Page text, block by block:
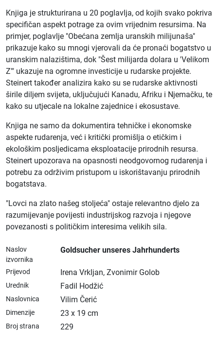
Knjiga je strukturirana u 20 poglavlja, od kojih svako pokriva
specifičan aspekt potrage za ovim vrijednim resursima. Na
primjer, poglavlje "Obećana zemlja uranskih milijunaša"
prikazuje kako su mnogi vjerovali da će pronaći bogatstvo u
uranskim nalazištima, dok "Šest milijarda dolara u 'Velikom
Z'" ukazuje na ogromne investicije u rudarske projekte.
Steinert također analizira kako su se rudarske aktivnosti
širile diljem svijeta, uključujući Kanadu, Afriku i Njemačku, te
kako su utjecale na lokalne zajednice i ekosustave.
Knjiga ne samo da dokumentira tehničke i ekonomske
aspekte rudarenja, već i kritički promišlja o etičkim i
ekološkim posljedicama eksploatacije prirodnih resursa.
Steinert upozorava na opasnosti neodgovornog rudarenja i
potrebu za održivim pristupom u iskorištavanju prirodnih
bogatstava.
"Lovci na zlato našeg stoljeća" ostaje relevantno djelo za
razumijevanje povijesti industrijskog razvoja i njegove
povezanosti s političkim interesima velikih sila.
Naslov
izvornika
Goldsucher unseres Jahrhunderts
Prijevod Irena Vrkljan, Zvonimir Golob
Urednik Fadil Hodžić
Naslovnica Vilim Čerić
Dimenzije 23 x 19 cm
Broj strana 229